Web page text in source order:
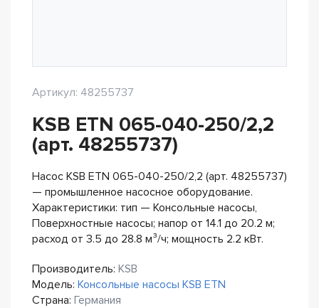
Артикул: 48255737
KSB ETN 065-040-250/2,2
(арт. 48255737)
Насос KSB ETN 065-040-250/2,2 (арт. 48255737)
— промышленное насосное оборудование.
Характеристики: тип — Консольные насосы,
Поверхностные насосы; напор от 14.1 до 20.2 м;
расход от 3.5 до 28.8 м³/ч; мощность 2.2 кВт.
Производитель: KSB
Модель: Консольные насосы KSB ETN
Страна: Германия